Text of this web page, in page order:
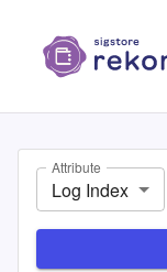
Attribute
Log Index